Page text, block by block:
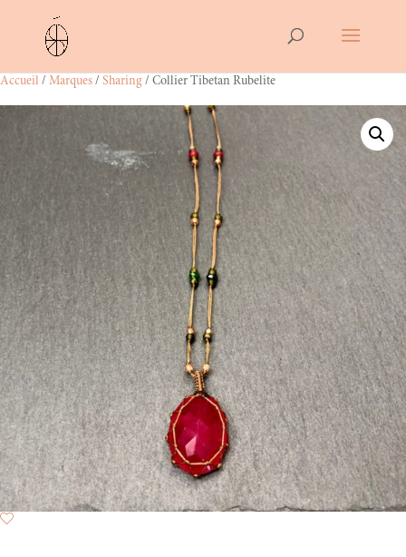
Accueil / Marques / Sharing / Collier Tibetan Rubelite